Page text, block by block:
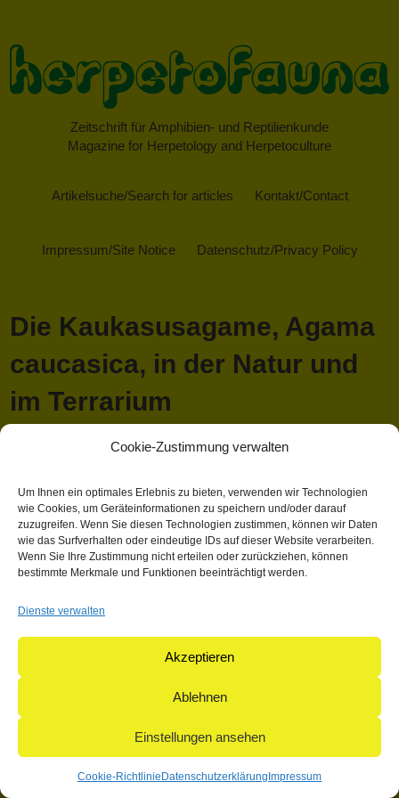
Cookie-Zustimmung verwalten
Um Ihnen ein optimales Erlebnis zu bieten, verwenden wir Technologien
wie Cookies, um Geräteinformationen zu speichern und/oder darauf
zuzugreifen. Wenn Sie diesen Technologien zustimmen, können wir Daten
wie das Surfverhalten oder eindeutige IDs auf dieser Website verarbeiten.
Wenn Sie Ihre Zustimmung nicht erteilen oder zurückziehen, können
bestimmte Merkmale und Funktionen beeinträchtigt werden.
Dienste verwalten
Akzeptieren
Ablehnen
Einstellungen ansehen
Cookie-Richtlinie Datenschutzerklärung Impressum
Zeitschrift für Amphibien- und Reptilienkunde
Magazine for Herpetology and Herpetoculture
Artikelsuche/Search for articles Kontakt/Contact
Impressum/Site Notice Datenschutz/Privacy Policy
Die Kaukasusagame, Agama
caucasica, in der Natur und
im Terrarium
April 13, 2018 1:03 p.m. Veröffentlicht vonMathieu Hauck
Dieser Artikel wurde verfasst von Mathieu Hauck
Suchen
Suchen
© 2004-2026: herpetofauna Verlags-GmbH | Postfach 11 10 |
71365 Weinstadt | Germany